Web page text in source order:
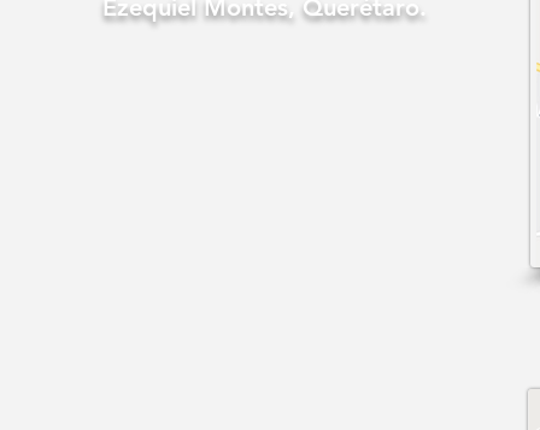
Ezequiel Montes, Querétaro.